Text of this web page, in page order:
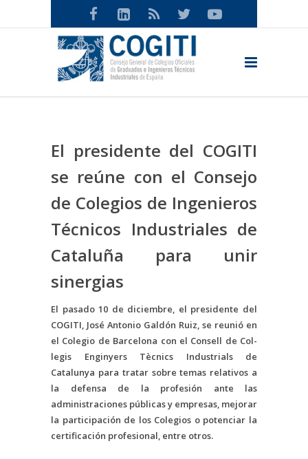
El presidente del COGITI
se reúne con el Consejo
de Colegios de Ingenieros
Técnicos Industriales de
Cataluña para unir
sinergias
El pasado 10 de diciembre, el presidente del
COGITI, José Antonio Galdón Ruiz, se reunió en
el Colegio de Barcelona con el Consell de Col-
legis Enginyers Tècnics Industrials de
Catalunya para tratar sobre temas relativos a
la defensa de la profesión ante las
administraciones públicas y empresas, mejorar
la participación de los Colegios o potenciar la
certificación profesional, entre otros.